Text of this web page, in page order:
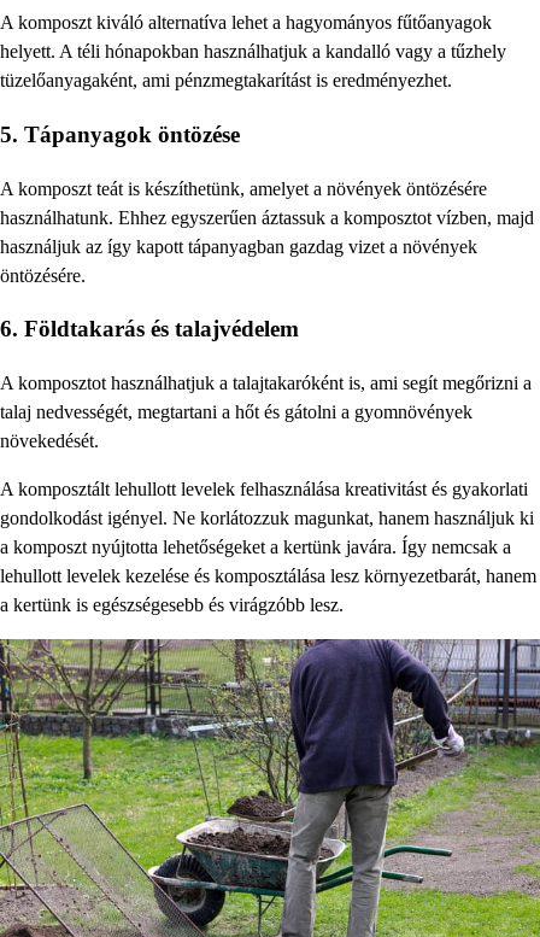
A komposzt kiváló alternatíva lehet a hagyományos fűtőanyagok
helyett. A téli hónapokban használhatjuk a kandalló vagy a tűzhely
tüzelőanyagaként, ami pénzmegtakarítást is eredményezhet.
5. Tápanyagok öntözése
A komposzt teát is készíthetünk, amelyet a növények öntözésére
használhatunk. Ehhez egyszerűen áztassuk a komposztot vízben, majd
használjuk az így kapott tápanyagban gazdag vizet a növények
öntözésére.
6. Földtakarás és talajvédelem
A komposztot használhatjuk a talajtakaróként is, ami segít megőrizni a
talaj nedvességét, megtartani a hőt és gátolni a gyomnövények
növekedését.
A komposztált lehullott levelek felhasználása kreativitást és gyakorlati
gondolkodást igényel. Ne korlátozzuk magunkat, hanem használjuk ki
a komposzt nyújtotta lehetőségeket a kertünk javára. Így nemcsak a
lehullott levelek kezelése és komposztálása lesz környezetbarát, hanem
a kertünk is egészségesebb és virágzóbb lesz.